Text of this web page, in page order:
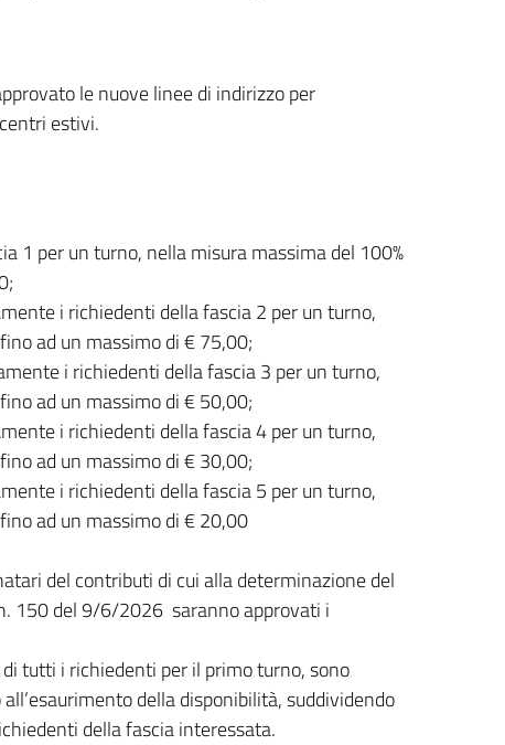
le nuove linee di indirizzo per
estivi.
1 per un turno, nella misura massima del 100%
i richiedenti della fascia 2 per un turno,
ad un massimo di € 75,00;
i richiedenti della fascia 3 per un turno,
ad un massimo di € 50,00;
i richiedenti della fascia 4 per un turno,
ad un massimo di € 30,00;
i richiedenti della fascia 5 per un turno,
ad un massimo di € 20,00
del contributi di cui alla determinazione del
150 del 9/6/2026 saranno approvati i
tutti i richiedenti per il primo turno, sono
della disponibilità, suddividendo
della fascia interessata.